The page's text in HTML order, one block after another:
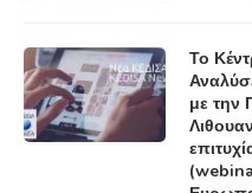
Το
με την